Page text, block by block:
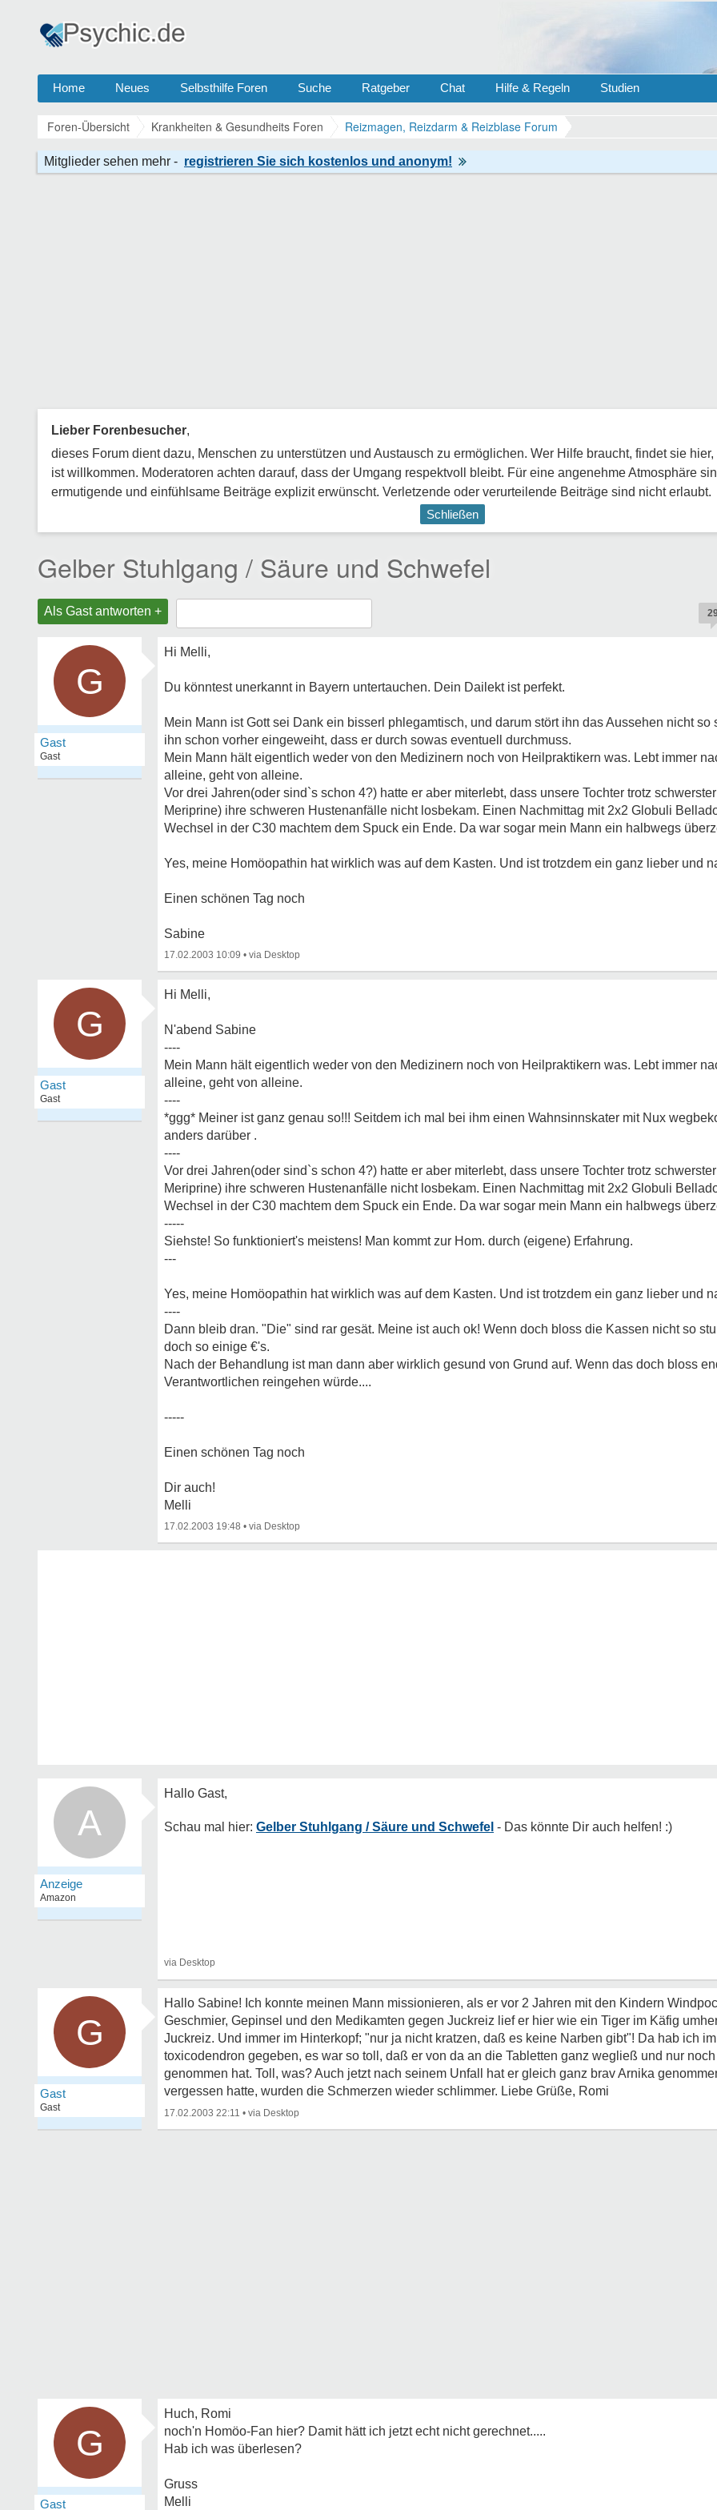
Home Neues Selbsthilfe Foren Suche Ratgeber Chat Hilfe & Regeln Studien
Foren-Übersicht Krankheiten & Gesundheits Foren Reizmagen, Reizdarm & Reizblase Forum
Lieber Forenbesucher,
dieses Forum dient dazu, Menschen zu unterstützen und Austausch zu ermöglichen. Wer Hilfe braucht, findet sie
ist willkommen. Moderatoren achten darauf, dass der Umgang respektvoll bleibt. Für eine angenehme Atmosphäre
ermutigende und einfühlsame Beiträge explizit erwünscht. Verletzende oder verurteilende Beiträge sind nicht erlaubt.
Schließen
Gelber Stuhlgang / Säure und Schwefel
Als Gast antworten +
G
Gast
Gast
Hi Melli,
Du könntest unerkannt in Bayern untertauchen. Dein Dailekt ist perfekt.
Mein Mann ist Gott sei Dank ein bisserl phlegamtisch, und darum stört ihn das Aussehen nicht so
ihn schon vorher eingeweiht, dass er durch sowas eventuell durchmuss.
Mein Mann hält eigentlich weder von den Medizinern noch von Heilpraktikern was. Lebt immer
alleine, geht von alleine.
Vor drei Jahren(oder sind`s schon 4?) hatte er aber miterlebt, dass unsere Tochter trotz
Meriprine) ihre schweren Hustenanfälle nicht losbekam. Einen Nachmittag mit 2x2 Globuli
Wechsel in der C30 machtem dem Spuck ein Ende. Da war sogar mein Mann ein halbwegs
Yes, meine Homöopathin hat wirklich was auf dem Kasten. Und ist trotzdem ein ganz lieber und
Einen schönen Tag noch
Sabine
17.02.2003 10:09 •
G
Gast
Gast
Hi Melli,
N'abend Sabine
----
Mein Mann hält eigentlich weder von den Medizinern noch von Heilpraktikern was. Lebt immer
alleine, geht von alleine.
----
*ggg* Meiner ist ganz genau so!!! Seitdem ich mal bei ihm einen Wahnsinnskater mit Nux
anders darüber .
----
Vor drei Jahren(oder sind`s schon 4?) hatte er aber miterlebt, dass unsere Tochter trotz
Meriprine) ihre schweren Hustenanfälle nicht losbekam. Einen Nachmittag mit 2x2 Globuli
Wechsel in der C30 machtem dem Spuck ein Ende. Da war sogar mein Mann ein halbwegs
-----
Siehste! So funktioniert's meistens! Man kommt zur Hom. durch (eigene) Erfahrung.
---
Yes, meine Homöopathin hat wirklich was auf dem Kasten. Und ist trotzdem ein ganz lieber und
----
Dann bleib dran. "Die" sind rar gesät. Meine ist auch ok! Wenn doch bloss die Kassen nicht so
doch so einige €'s.
Nach der Behandlung ist man dann aber wirklich gesund von Grund auf. Wenn das doch bloss
Verantwortlichen reingehen würde....
-----
Einen schönen Tag noch
Dir auch!
Melli
17.02.2003 19:48 •
A Gelber Stuhlgang / Säure und Schwefel
G
Gast
Gast
Hallo Sabine! Ich konnte meinen Mann missionieren, als er vor 2 Jahren mit den Kindern
Geschmier, Gepinsel und den Medikamten gegen Juckreiz lief er hier wie ein Tiger im Käfig
Juckreiz. Und immer im Hinterkopf; "nur ja nicht kratzen, daß es keine Narben gibt"! Da hab ich
toxicodendron gegeben, es war so toll, daß er von da an die Tabletten ganz wegließ und nur
genommen hat. Toll, was? Auch jetzt nach seinem Unfall hat er gleich ganz brav Arnika
vergessen hatte, wurden die Schmerzen wieder schlimmer. Liebe Grüße, Romi
17.02.2003 22:11 •
G
Gast
Huch, Romi
noch'n Homöo-Fan hier? Damit hätt ich jetzt echt nicht gerechnet.....
Hab ich was überlesen?
Gruss
Melli